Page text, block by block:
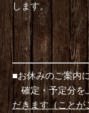
します。
■お休みのご案内
確定・予定分を
だきます（ことが